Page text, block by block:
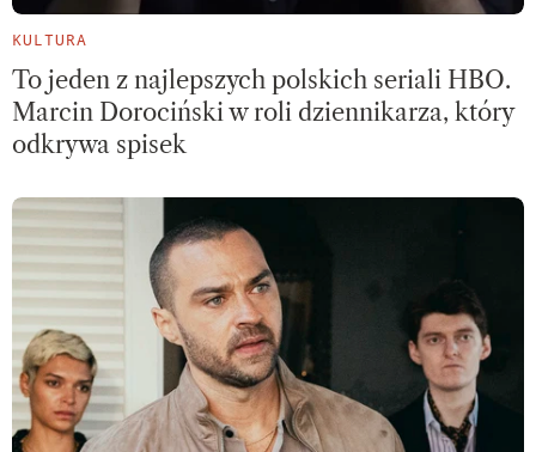
KULTURA
To jeden z najlepszych polskich seriali HBO.
Marcin Dorociński w roli dziennikarza, który
odkrywa spisek